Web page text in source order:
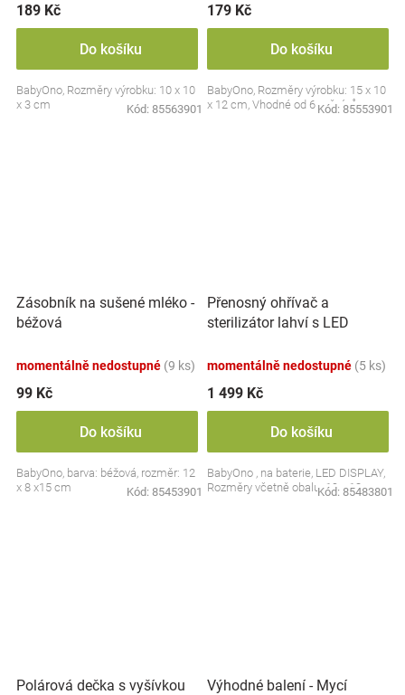
189 Kč
Do košíku
BabyOno, Rozměry výrobku: 10 x 10
x 3 cm
Kód: 85563901
179 Kč
Do košíku
BabyOno, Rozměry výrobku: 15 x 10
x 12 cm, Vhodné od 6 měsíců
Kód: 85553901
Zásobník na sušené mléko -
béžová
momentálně nedostupné (9 ks)
99 Kč
Do košíku
BabyOno, barva: béžová, rozměr: 12
x 8 x15 cm
Kód: 85453901
Přenosný ohřívač a
sterilizátor lahví s LED
momentálně nedostupné (5 ks)
1 499 Kč
Do košíku
BabyOno , na baterie, LED DISPLAY,
Rozměry včetně obalu: 19 x 13 cm.
Kód: 85483801
Polárová dečka s vyšívkou
Výhodné balení - Mycí